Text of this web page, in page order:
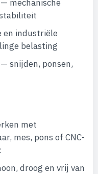
mechanische
en industriële
belasting
snijden, ponsen,
met
mes, pons of CNC-
droog en vrij van